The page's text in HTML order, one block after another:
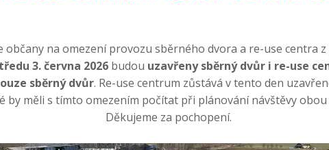
na omezení provozu sběrného dvora a re-use centra
3. června 2026budou uzavřeny sběrný dvůr i re-use
sběrný dvůr. Re-use centrum zůstává v tento den
by měli s tímto omezením počítat při plánování návštěvy obou
Děkujeme za pochopení.